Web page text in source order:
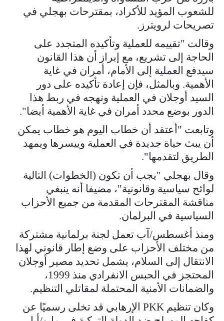
للشعوب المؤيد للأكراد، بمقترحات بهجلي في
تصريحات لرويترز.
وقالت "تقييمه للعملية وتأكيده المتجدد على
الحاجة إلى تشريع، مع ​إبراز أن هذا القانون
سيدفع العملية إلى الأمام، أمران في غاية
الأهمية. وبالمثل، ​فإن إعادة تأكيده على دور
السيد أوجلان في العملية ونهجه في ربط هذا
الدور بوضع ‌محدد ⁠أمران في غاية الأهمية أيضا".
وتابعت "أعتقد أن خطاب اليوم هو خطاب يمكن
أن يبث حياة جديدة في العملية وييسرها ويمهد
الطريق لتقدمها".
وقال بهجلي "يجب أن تكون (الخطوات) التالية
لوائح سياسية ⁠وقانونية"، مضيفا ​أنه ينبغي
مناقشة المقترحات المقدمة من جميع ​الأحزاب
السياسية في البرلمان.
ومنذ أغسطس/آب تعمل لجنة برلمانية مشتركة
من مختلف الأحزاب على وضع إطار قانوني لهذا
الانتقال إلى السلام، يشمل تحديد مصير أوجلان
المحتجز في الحبس الانفرادي منذ 1999،
والضمانات الأمنية المحتملة لمقاتلي التنظيم.
وكان تنظيم PKK الإرهابي قد تخلى رسميًا عن